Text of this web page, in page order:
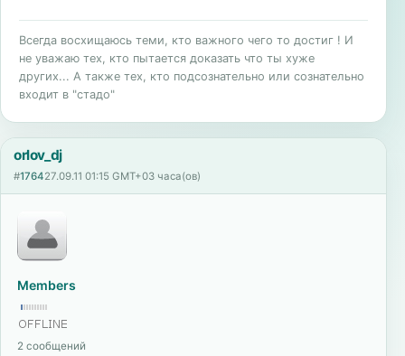
Всегда восхищаюсь теми, кто важного чего то достиг ! И
не уважаю тех, кто пытается доказать что ты хуже
других... А также тех, кто подсознательно или сознательно
входит в "стадо"
orlov_dj
#176427.09.11 01:15 GMT+03 часа(ов)
Members
2 сообщений